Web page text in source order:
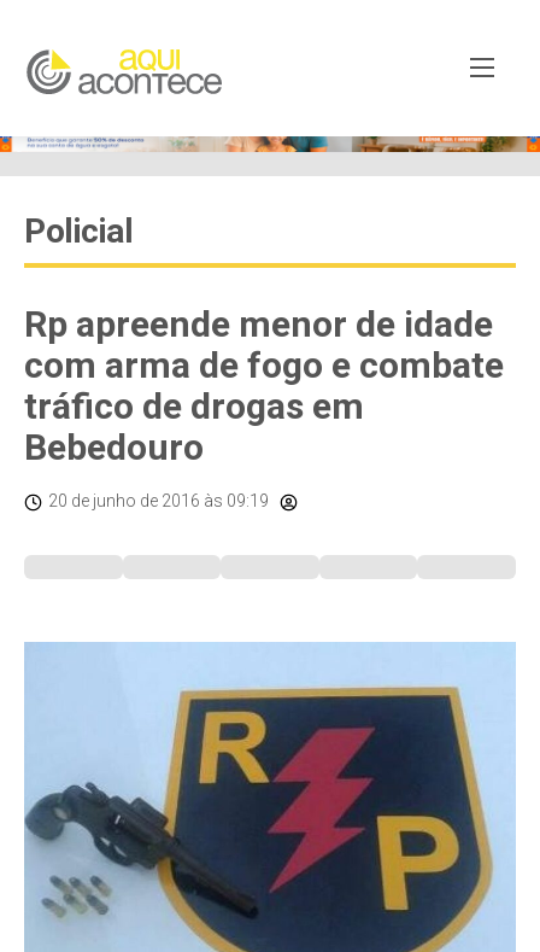
Policial
Rp apreende menor de idade
com arma de fogo e combate
tráfico de drogas em
Bebedouro
20 de junho de 2016 às 09:19